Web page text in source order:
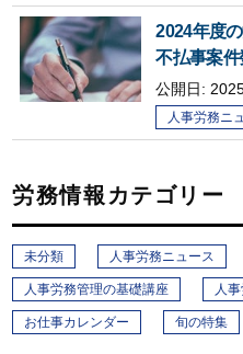
2024年度
不払事案件
公開日:
人事労務ニ
労務情報カテゴリー
未分類 人事労務ニュース
人事労務管理の基礎講座 人
お仕事カレンダー 旬の特集